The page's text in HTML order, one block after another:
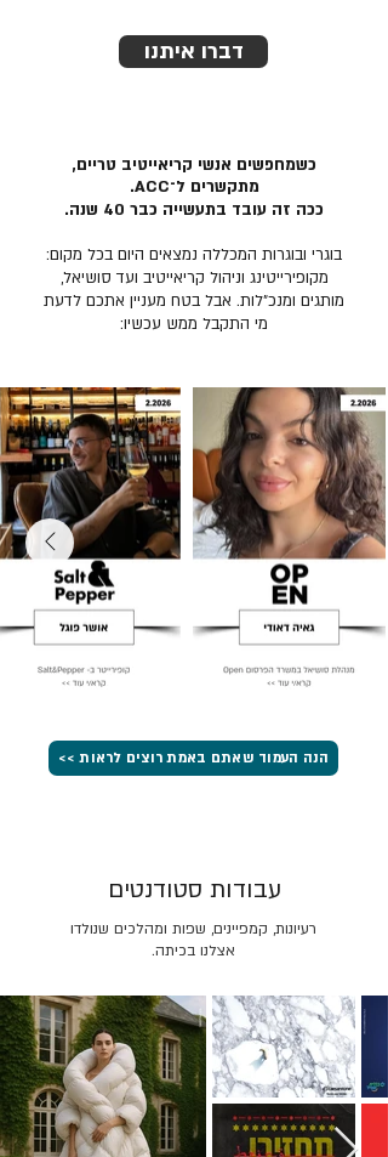
דברו איתנו
כשמחפשים אנשי קריאייטיב טריים,
מתקשרים ל־ACC.
ככה זה עובד בתעשייה כבר 40 שנה.
בוגרי ובוגרות המכללה נמצאים היום בכל מקום:
מקופירייטינג וניהול קריאייטיב ועד סושיאל,
מותגים ומנכ״לות. אבל בטח מעניין אתכם לדעת
מי התקבל ממש עכשיו:
הנה העמוד שאתם באמת רוצים לראות >>
רעיונות, קמפיינים, שפות ומהלכים שנולדו
אצלנו בכיתה.
עבודות סטודנטים